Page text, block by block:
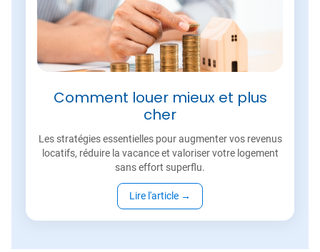
Comment louer mieux et plus
cher
Les stratégies essentielles pour augmenter vos revenus
locatifs, réduire la vacance et valoriser votre logement
sans effort superflu.
Lire l'article →